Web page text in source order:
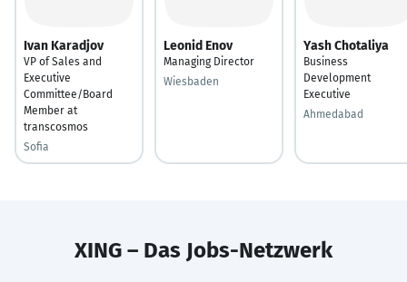
Ivan Karadjov
VP of Sales and
Executive
Committee/Board
Member at
transcosmos
Sofia
Leonid Enov
Managing Director
Wiesbaden
Yash Chotaliya
Business
Development
Executive
Ahmedabad
XING – Das Jobs-Netzwerk